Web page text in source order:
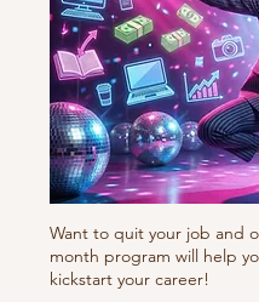
Want to quit your job and
month program will help
kickstart your career!